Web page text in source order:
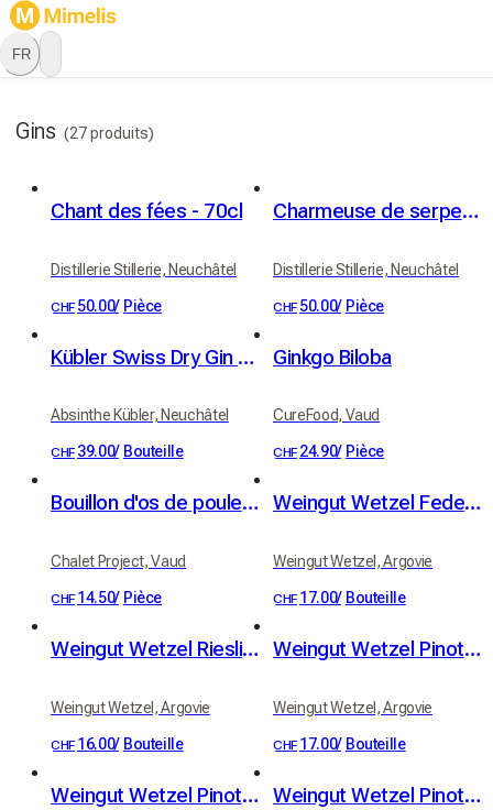
FR
Gins (27 produits)
Chant des fées - 70cl
Distillerie Stillerie, Neuchâtel
CHF 50.00/ Pièce
Charmeuse de serpents - 70cl
Distillerie Stillerie, Neuchâtel
CHF 50.00/ Pièce
Kübler Swiss Dry Gin 46% vol. 50cl
Absinthe Kübler, Neuchâtel
CHF 39.00/ Bouteille
Ginkgo Biloba
CureFood, Vaud
CHF 24.90/ Pièce
Bouillon d'os de poulet, gingembre et curcuma bio
Chalet Project, Vaud
CHF 14.50/ Pièce
Weingut Wetzel Federweiss (blanc de noir)
Weingut Wetzel, Argovie
CHF 17.00/ Bouteille
Weingut Wetzel Riesling Silvaner
Weingut Wetzel, Argovie
CHF 16.00/ Bouteille
Weingut Wetzel Pinot Noir Classique
Weingut Wetzel, Argovie
CHF 17.00/ Bouteille
Weingut Wetzel Pinot Noir Auslese Weingut Wetzel Pinot Noir Oetwil